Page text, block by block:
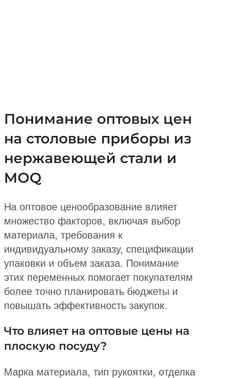
Понимание оптовых цен
на столовые приборы из
нержавеющей стали и
MOQ
На оптовое ценообразование влияет
множество факторов, включая выбор
материала, требования к
индивидуальному заказу, спецификации
упаковки и объем заказа. Понимание
этих переменных помогает покупателям
более точно планировать бюджеты и
повышать эффективность закупок.
Что влияет на оптовые цены на
плоскую посуду?
Марка материала, тип рукоятки, отделка